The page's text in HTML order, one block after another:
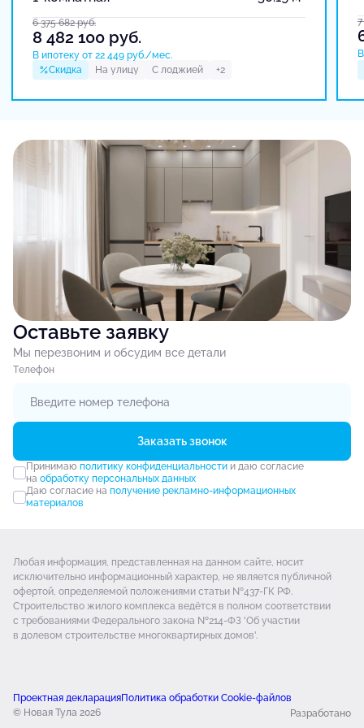
6 375 682руб.
8 482 100 руб.
В ипотеку от 22 449 руб./мес.
Скидка
На улицу С лоджией +2
Оставьте заявку
Мы перезвоним и обсудим все детали
Tелефон
Заказать звонок
Принимаю политику конфиденциальностии даю согласие
на обработку персональных данных
Даю согласие на получение рекламно-информационных
материалов
Любая информация, представленная на данном сайте, носит
исключительно информационный характер, не является публичной
офертой, определяемой положениями статьи №437-ГК РФ.
Строительство жилого комплекса ведётся в полном соответствии
с требованиями Федерального закона №214-ФЗ 'Об участии
в долевом строительстве многоквартирных домов'.
© Новая Тула 2026
Проектная декларацияПолитика обработки Cookie-файлов
Разработано